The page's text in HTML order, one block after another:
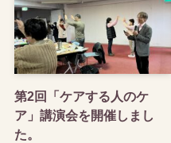
第2回「ケアする人のケ
ア」講演会を開催しまし
た。